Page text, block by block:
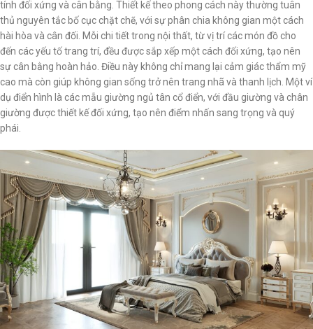
tính đối xứng và cân bằng. Thiết kế theo phong cách này thường tuân
thủ nguyên tắc bố cục chặt chẽ, với sự phân chia không gian một cách
hài hòa và cân đối. Mỗi chi tiết trong nội thất, từ vị trí các món đồ cho
đến các yếu tố trang trí, đều được sắp xếp một cách đối xứng, tạo nên
sự cân bằng hoàn hảo. Điều này không chỉ mang lại cảm giác thẩm mỹ
cao mà còn giúp không gian sống trở nên trang nhã và thanh lịch. Một ví
dụ điển hình là các mẫu giường ngủ tân cổ điển, với đầu giường và chân
giường được thiết kế đối xứng, tạo nên điểm nhấn sang trọng và quý
phái.